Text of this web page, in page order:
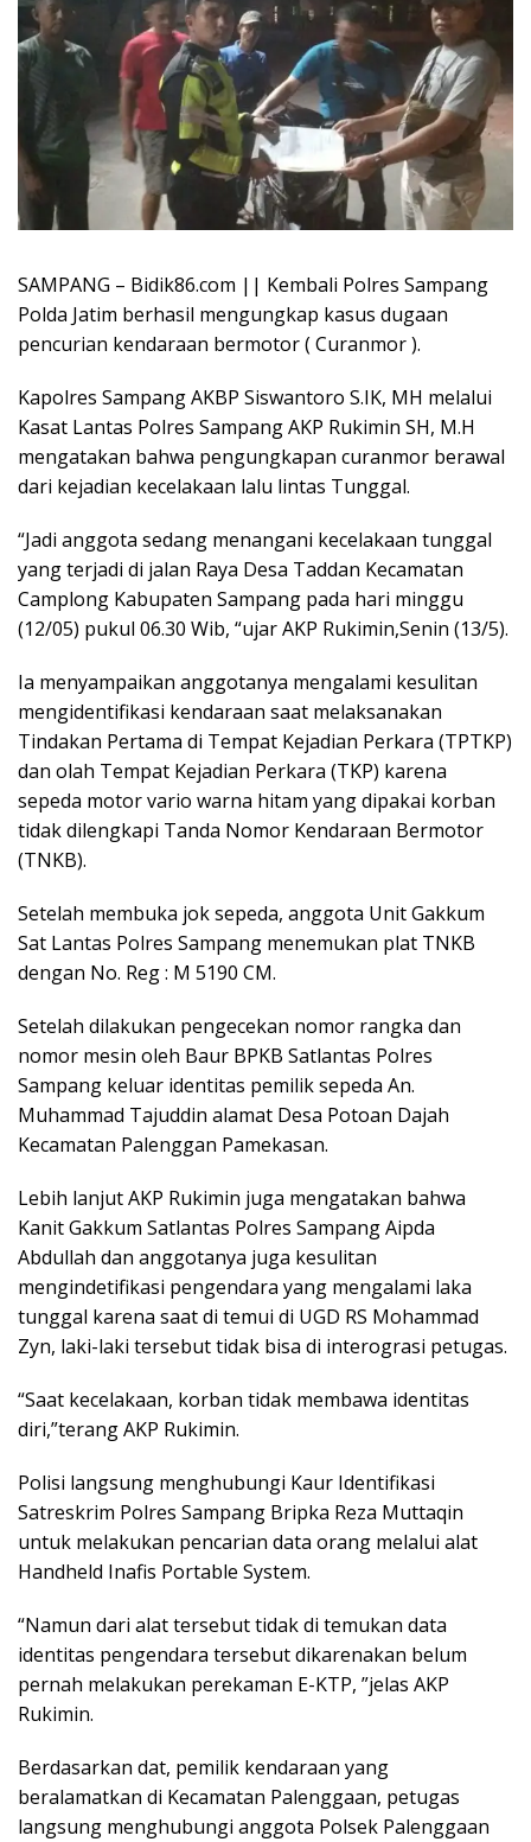
SAMPANG – Bidik86.com || Kembali Polres Sampang
Polda Jatim berhasil mengungkap kasus dugaan
pencurian kendaraan bermotor ( Curanmor ).
Kapolres Sampang AKBP Siswantoro S.IK, MH melalui
Kasat Lantas Polres Sampang AKP Rukimin SH, M.H
mengatakan bahwa pengungkapan curanmor berawal
dari kejadian kecelakaan lalu lintas Tunggal.
“Jadi anggota sedang menangani kecelakaan tunggal
yang terjadi di jalan Raya Desa Taddan Kecamatan
Camplong Kabupaten Sampang pada hari minggu
(12/05) pukul 06.30 Wib, “ujar AKP Rukimin,Senin (13/5).
Ia menyampaikan anggotanya mengalami kesulitan
mengidentifikasi kendaraan saat melaksanakan
Tindakan Pertama di Tempat Kejadian Perkara (TPTKP)
dan olah Tempat Kejadian Perkara (TKP) karena
sepeda motor vario warna hitam yang dipakai korban
tidak dilengkapi Tanda Nomor Kendaraan Bermotor
(TNKB).
Setelah membuka jok sepeda, anggota Unit Gakkum
Sat Lantas Polres Sampang menemukan plat TNKB
dengan No. Reg : M 5190 CM.
Setelah dilakukan pengecekan nomor rangka dan
nomor mesin oleh Baur BPKB Satlantas Polres
Sampang keluar identitas pemilik sepeda An.
Muhammad Tajuddin alamat Desa Potoan Dajah
Kecamatan Palenggan Pamekasan.
Lebih lanjut AKP Rukimin juga mengatakan bahwa
Kanit Gakkum Satlantas Polres Sampang Aipda
Abdullah dan anggotanya juga kesulitan
mengindetifikasi pengendara yang mengalami laka
tunggal karena saat di temui di UGD RS Mohammad
Zyn, laki-laki tersebut tidak bisa di interograsi petugas.
“Saat kecelakaan, korban tidak membawa identitas
diri,”terang AKP Rukimin.
Polisi langsung menghubungi Kaur Identifikasi
Satreskrim Polres Sampang Bripka Reza Muttaqin
untuk melakukan pencarian data orang melalui alat
Handheld Inafis Portable System.
“Namun dari alat tersebut tidak di temukan data
identitas pengendara tersebut dikarenakan belum
pernah melakukan perekaman E-KTP, ”jelas AKP
Rukimin.
Berdasarkan dat, pemilik kendaraan yang
beralamatkan di Kecamatan Palenggaan, petugas
langsung menghubungi anggota Polsek Palenggaan